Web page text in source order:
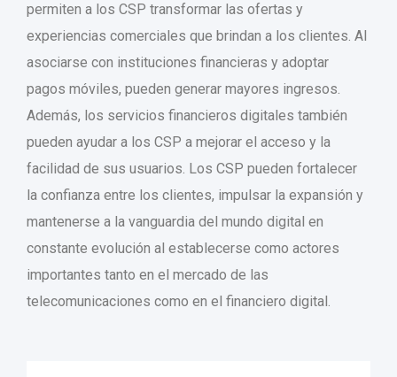
permiten a los CSP transformar las ofertas y
experiencias comerciales que brindan a los clientes. Al
asociarse con instituciones financieras y adoptar
pagos móviles, pueden generar mayores ingresos.
Además, los servicios financieros digitales también
pueden ayudar a los CSP a mejorar el acceso y la
facilidad de sus usuarios. Los CSP pueden fortalecer
la confianza entre los clientes, impulsar la expansión y
mantenerse a la vanguardia del mundo digital en
constante evolución al establecerse como actores
importantes tanto en el mercado de las
telecomunicaciones como en el financiero digital.